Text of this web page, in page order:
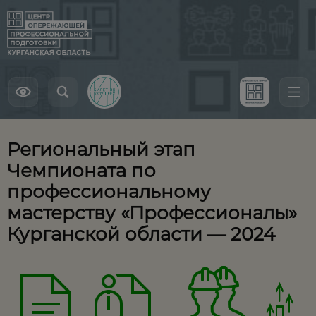
Региональный этап
Чемпионата по
профессиональному
мастерству «Профессионалы»
Курганской области — 2024